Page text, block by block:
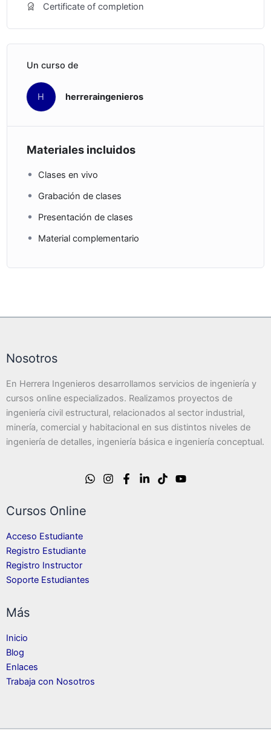
Certificate of completion
Un curso de
H herreraingenieros
Materiales incluidos
Clases en vivo
Grabación de clases
Presentación de clases
Material complementario
Nosotros
En Herrera Ingenieros desarrollamos servicios de ingeniería y
cursos online especializados. Realizamos proyectos de
ingeniería civil estructural, relacionados al sector industrial,
minería, comercial y habitacional en sus distintos niveles de
ingeniería de detalles, ingeniería básica e ingeniería conceptual.
Cursos Online
Acceso Estudiante
Registro Estudiante
Registro Instructor
Soporte Estudiantes
Más
Inicio
Blog
Enlaces
Trabaja con Nosotros